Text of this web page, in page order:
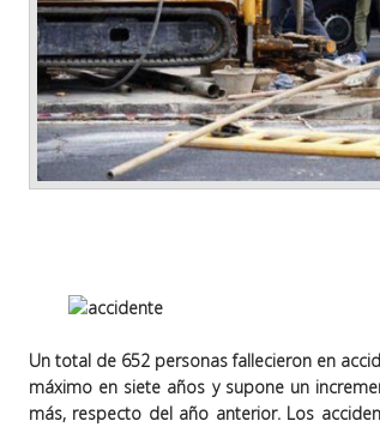
Un total de 652 personas fallecieron en
máximo en siete años y supone un
más, respecto del año anterior. Los